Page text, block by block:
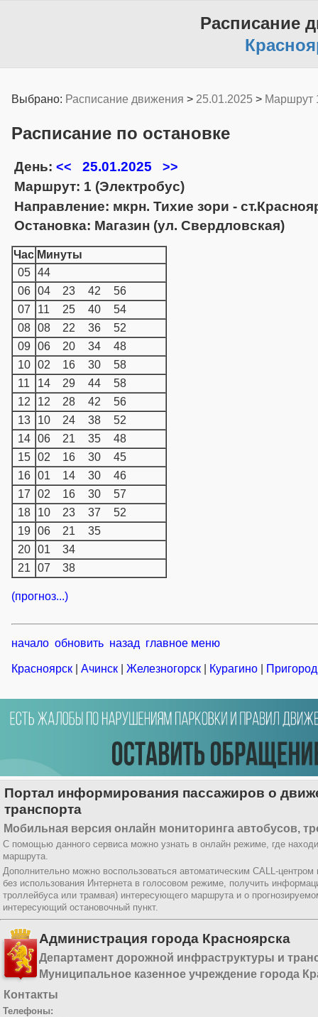
Расписание
Выбрано: Расписание движения > 25.01.2025 > Маршрут
Расписание по остановке
День: << 25.01.2025 >>
Маршрут: 1 (Электробус)
Направление: мкрн. Тихие зори -
Остановка: Магазин (ул. Свердловская)
Час Минуты
05
44
06
04 23 42
56
07
11 25 40
54
08
08 22 36
52
09
06 20 34
48
10
02 16 30
58
11
14 29 44
58
12
12 28 42
56
13
10 24 38
52
14
06 21 35
48
15
02 16 30
45
16
01 14 30
46
17
02 16 30
57
18
10 23 37
52
19
06 21
35
20
01
34
21
07 38
(прогноз...)
начало обновить назад главное меню
Красноярск Ачинск Железногорск Курагино
Портал информирования пассажиров о
транспорта
Мобильная версия онлайн мониторинга автобусов,
С помощью данного сервиса можно узнать в онлайн режиме, где
маршрута.
Дополнительно можно воспользоваться автоматическим CALL-
без использования Интернета в голосовом режиме, получить
троллейбуса или трамвая) интересующего маршрута и о
интересующий остановочный пункт.
Администрация города Красноярска
Департамент дорожной инфраструктуры и
Муниципальное казенное учреждение города
Контакты
Телефоны: